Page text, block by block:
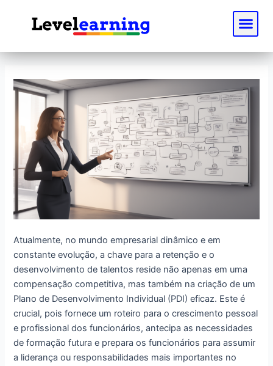
conteúdo
Atualmente, no mundo empresarial dinâmico e em
constante evolução, a chave para a retenção e o
desenvolvimento de talentos reside não apenas em uma
compensação competitiva, mas também na criação de um
Plano de Desenvolvimento Individual (PDI) eficaz. Este é
crucial, pois fornece um roteiro para o crescimento pessoal
e profissional dos funcionários, antecipa as necessidades
de formação futura e prepara os funcionários para assumir
a liderança ou responsabilidades mais importantes no
Implementando
Desenvolvimento
Individual
eficaz
para
seus
funcionários